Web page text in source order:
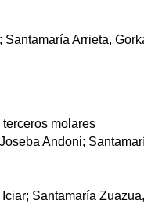
Arrieta,
molares
Andoni;
Santamaría